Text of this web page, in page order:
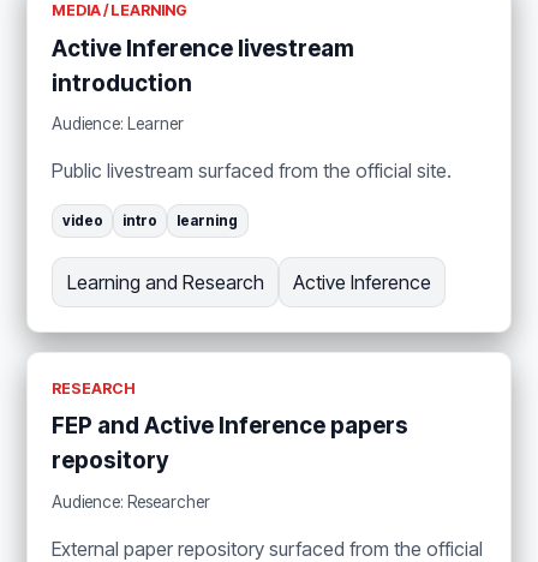
MEDIA / LEARNING
Active Inference livestream
introduction
Audience: Learner
Public livestream surfaced from the official site.
video intro learning
Learning and Research Active Inference
RESEARCH
FEP and Active Inference papers
repository
Audience: Researcher
External paper repository surfaced from the official